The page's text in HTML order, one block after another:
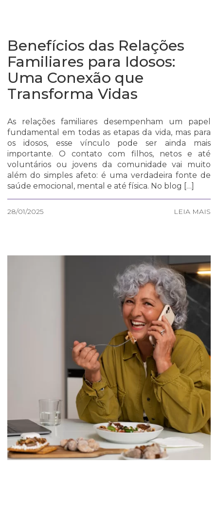
Benefícios das Relações
Familiares para Idosos:
Uma Conexão que
Transforma Vidas
As relações familiares desempenham um papel
fundamental em todas as etapas da vida, mas para
os idosos, esse vínculo pode ser ainda mais
importante. O contato com filhos, netos e até
voluntários ou jovens da comunidade vai muito
além do simples afeto: é uma verdadeira fonte de
saúde emocional, mental e até física. No blog […]
28/01/2025 LEIA MAIS